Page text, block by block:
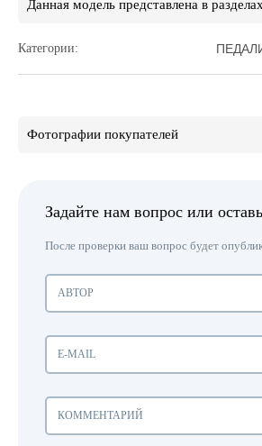
Данная модель представлена в
Категории:
Фотографии покупателей
Задайте нам вопрос или
После проверки ваш вопрос будет